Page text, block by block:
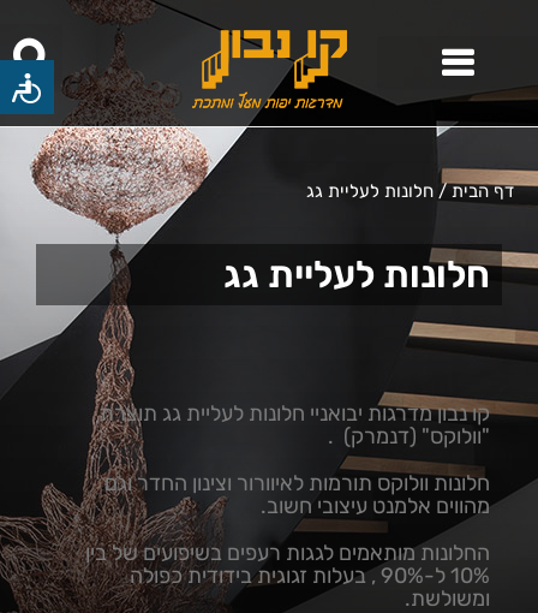
דף הבית/ חלונות לעליית גג
חלונות לעליית גג
קו נבון מדרגות יבואניי חלונות לעליית גג תוצרת
"וולוקס" (דנמרק) .
חלונות וולוקס תורמות לאיוורור וצינון החדר וגם
מהווים אלמנט עיצובי חשוב.
החלונות מותאמים לגגות רעפים בשיפועים של בין
10% ל-90% , בעלות זגוגית בידודית כפולה
ומשולשת.